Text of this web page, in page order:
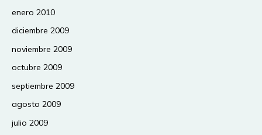
enero 2010
diciembre 2009
noviembre 2009
octubre 2009
septiembre 2009
agosto 2009
julio 2009